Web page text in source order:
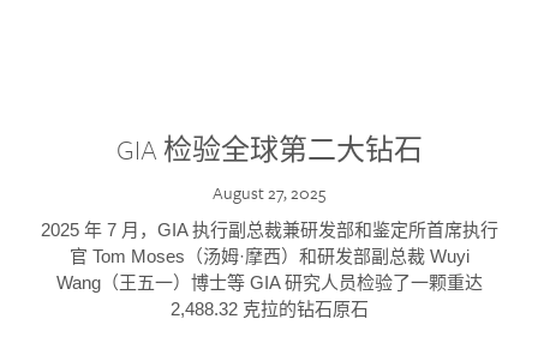
GIA 检验全球第二大钻石
August 27, 2025
2025 年 7 月，GIA 执行副总裁兼研发部和鉴定所首席执行
官 Tom Moses（汤姆·摩西）和研发部副总裁 Wuyi
Wang（王五一）博士等 GIA 研究人员检验了一颗重达
2,488.32 克拉的钻石原石